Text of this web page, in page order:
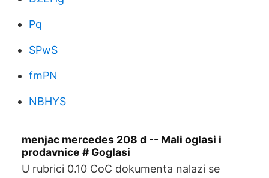
Pq
SPwS
fmPN
NBHYS
menjac mercedes 208 d -- Mali oglasi i
prodavnice # Goglasi
U rubrici 0.10 CoC dokumenta nalazi se